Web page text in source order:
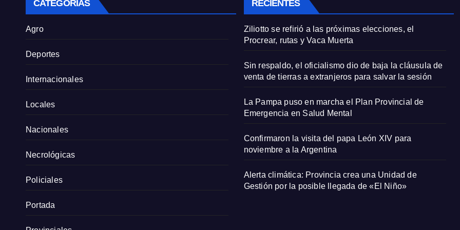
CATEGORÍAS
Agro
Deportes
Internacionales
Locales
Nacionales
Necrológicas
Policiales
Portada
RECIENTES
Ziliotto se refirió a las próximas elecciones, el
Procrear, rutas y Vaca Muerta
Sin respaldo, el oficialismo dio de baja la cláusula de
venta de tierras a extranjeros para salvar la sesión
La Pampa puso en marcha el Plan Provincial de
Emergencia en Salud Mental
Confirmaron la visita del papa León XIV para
noviembre a la Argentina
Alerta climática: Provincia crea una Unidad de
Gestión por la posible llegada de «El Niño»